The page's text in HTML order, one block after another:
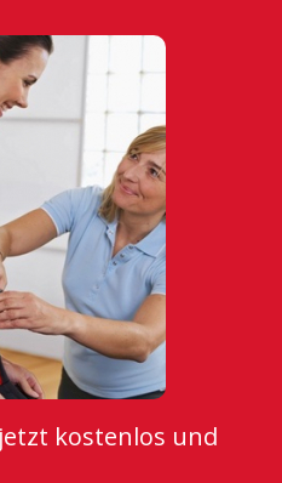
kostenlos und